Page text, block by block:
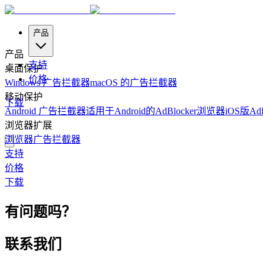
产品
支持
价格
下载
产品
桌面保护
Windows 广告拦截器macOS 的广告拦截器
移动保护
Android 广告拦截器适用于Android的AdBlocker浏览器iOS版
浏览器扩展
浏览器广告拦截器
支持
价格
下载
有问题吗？
联系我们